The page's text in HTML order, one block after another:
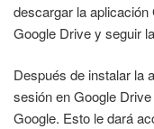
descargar la
Google Drive y seguir
Después de instalar la
sesión en Google
Google. Esto le dará